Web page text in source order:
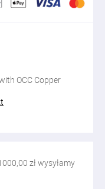
OCC Copper
zł wysyłamy